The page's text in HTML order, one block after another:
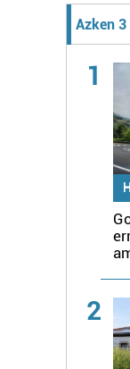
Azken
1
2